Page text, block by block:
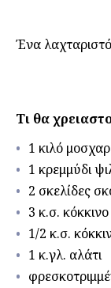
Ένα
Τι θα
1 κιλό
1 κρεμμύδι
2 σκελίδες
3 κ.σ.
1/2 κ.σ.
1 κ.γλ. αλάτι